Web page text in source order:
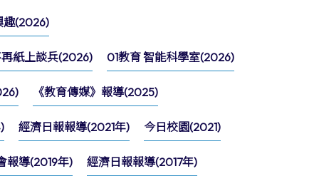
趣(2026)
紙上談兵(2026) 01教育 智能科學室(2026)
《教育傳媒》報導(2025)
經濟日報報導(2021年) 今日校園(2021)
報導(2019年) 經濟日報報導(2017年)